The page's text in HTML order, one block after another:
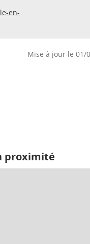
en-
Mise à jour le 01/
proximité